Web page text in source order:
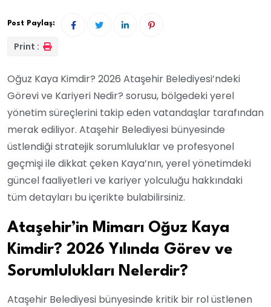
Post Paylaş:
Print :
Oğuz Kaya Kimdir? 2026 Ataşehir Belediyesi’ndeki
Görevi ve Kariyeri Nedir? sorusu, bölgedeki yerel
yönetim süreçlerini takip eden vatandaşlar tarafından
merak ediliyor. Ataşehir Belediyesi bünyesinde
üstlendiği stratejik sorumluluklar ve profesyonel
geçmişi ile dikkat çeken Kaya’nın, yerel yönetimdeki
güncel faaliyetleri ve kariyer yolculuğu hakkındaki
tüm detayları bu içerikte bulabilirsiniz.
Ataşehir’in Mimarı Oğuz Kaya
Kimdir? 2026 Yılında Görev ve
Sorumlulukları Nelerdir?
Ataşehir Belediyesi bünyesinde kritik bir rol üstlenen